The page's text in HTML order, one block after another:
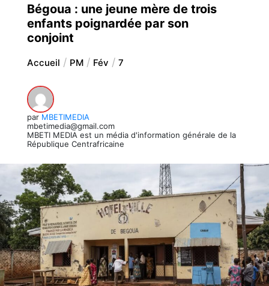
Bégoua : une jeune mère de trois
enfants poignardée par son
conjoint
Accueil PM Fév 7
par MBETIMEDIA
mbetimedia@gmail.com
MBETI MEDIA est un média d'information générale de la
République Centrafricaine